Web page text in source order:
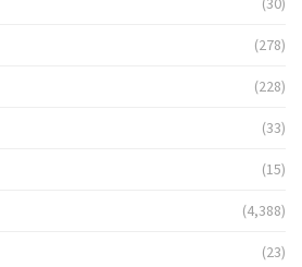
(278)
(228)
(33)
(15)
(4,388)
(23)